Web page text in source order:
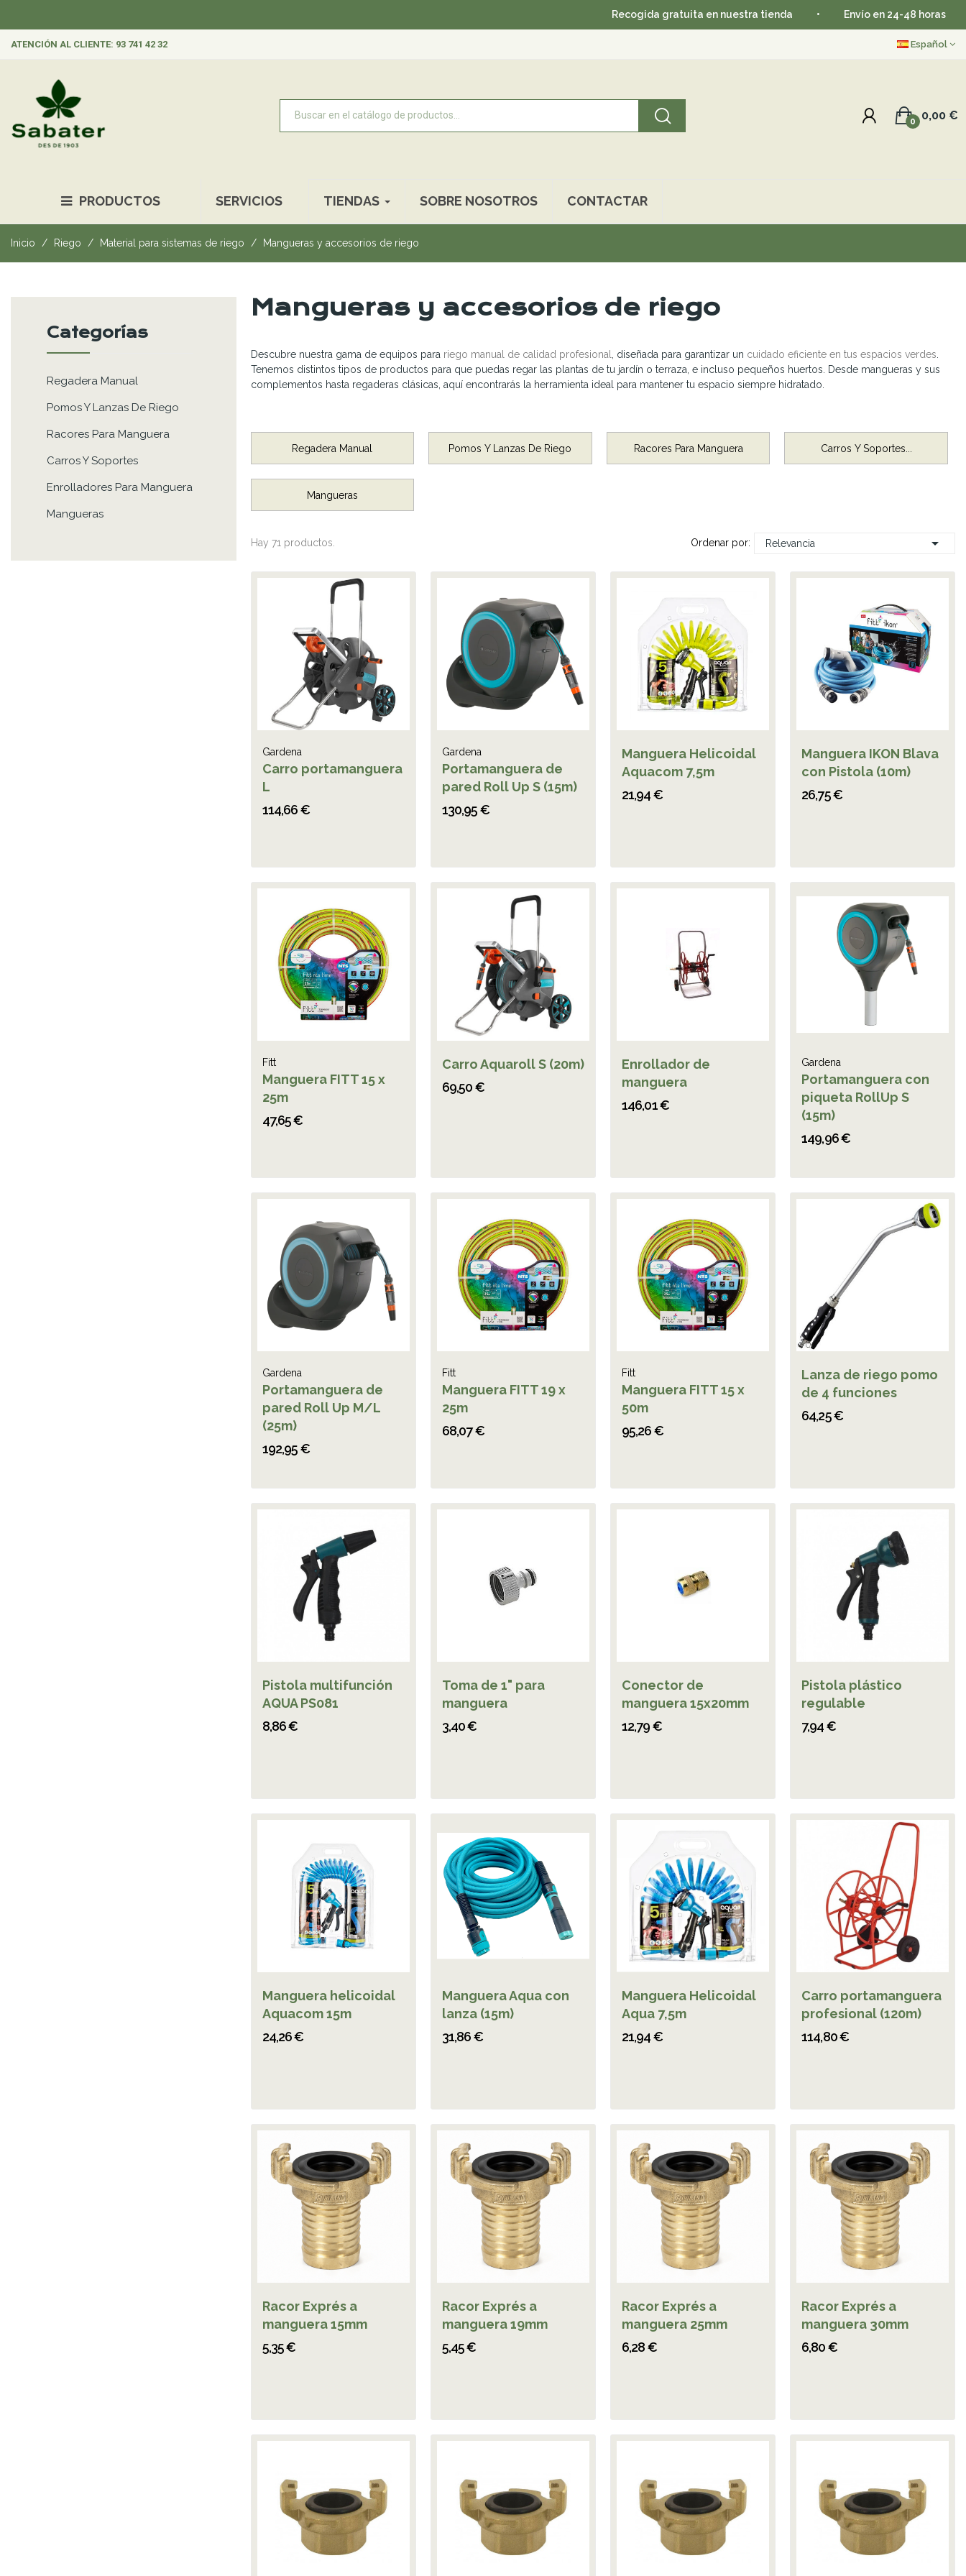
Recogida gratuita en nuestra tienda • Envío en 24-48 horas •
ATENCIÓN AL CLIENTE: 93 741 42 32 Español
0,00 €
0
PRODUCTOS SERVICIOS TIENDAS SOBRE NOSOTROS CONTACTAR
Inicio Riego Material para sistemas de riego Mangueras y accesorios de riego
Categorías
Regadera Manual
Pomos Y Lanzas De Riego
Racores Para Manguera
Carros Y Soportes
Enrolladores Para Manguera
Mangueras
Mangueras y accesorios de riego
Descubre nuestra gama de equipos para riego manual de calidad profesional , diseñada para garantizar un cuidado eficiente en tus espacios verdes
Tenemos distintos tipos de productos para que puedas regar las plantas de tu jardín o terraza, e incluso pequeños huertos. Desde mangueras y sus
complementos hasta regaderas clásicas, aquí encontrarás la herramienta ideal para mantener tu espacio siempre hidratado.
Regadera Manual Pomos Y Lanzas De Riego Racores Para Manguera Carros Y Soportes...
Mangueras
Hay 71 productos. Ordenar por: Relevancia 
Gardena
Carro portamanguera
L
114,66 €
Gardena
Portamanguera de
pared Roll Up S (15m)
130,95 €
Manguera Helicoidal
Aquacom 7,5m
21,94 €
Manguera IKON Blava
con Pistola (10m)
26,75 €
Fitt
Manguera FITT 15 x
25m
47,65 €
Carro Aquaroll S (20m)
69,50 €
Enrollador de
manguera
146,01 €
Gardena
Portamanguera con
piqueta RollUp S
(15m)
149,96 €
Gardena
Portamanguera de
pared Roll Up M/L
(25m)
192,95 €
Fitt
Manguera FITT 19 x
25m
68,07 €
Fitt
Manguera FITT 15 x
50m
95,26 €
Lanza de riego pomo
de 4 funciones
64,25 €
Pistola multifunción
AQUA PS081
8,86 €
Toma de 1" para
manguera
3,40 €
Conector de
manguera 15x20mm
12,79 €
Pistola plástico
regulable
7,94 €
Manguera helicoidal
Aquacom 15m
24,26 €
Manguera Aqua con
lanza (15m)
31,86 €
Manguera Helicoidal
Aqua 7,5m
21,94 €
Carro portamanguera
profesional (120m)
114,80 €
Racor Exprés a
manguera 15mm
5,35 €
Racor Exprés a
manguera 19mm
5,45 €
Racor Exprés a
manguera 25mm
6,28 €
Racor Exprés a
manguera 30mm
6,80 €